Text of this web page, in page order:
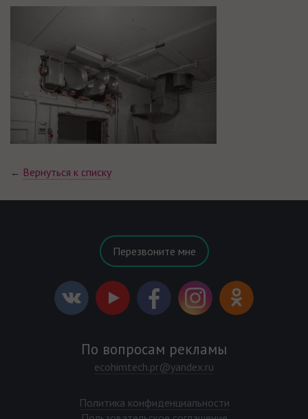
← Вернуться к списку
Перезвоните мне
По вопросам рекламы
ecohimtech.pr@yandex.ru
Политика конфиденциальности